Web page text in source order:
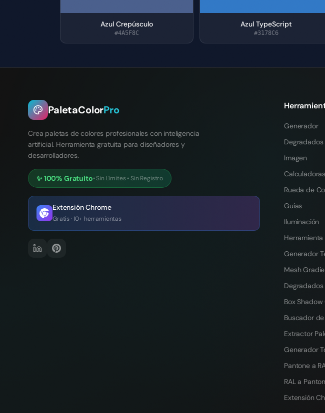
Azul Crepúsculo
#4A5F8C
Azul TypeScript
#3178C6
PaletaColorPro
Crea paletas de colores profesionales con inteligencia
artificial. Herramienta gratuita para diseñadores y
desarrolladores.
✨100% Gratuito•Sin Límites• Sin Registro
Extensión Chrome
Gratis · 10+ herramientas
Generador
Degradados
Imagen
Calculadoras
Rueda de
Guías
Iluminación
Generador
Mesh
Box Shadow
Buscador
Extractor
Generador
Pantone a
RAL a
Extensión